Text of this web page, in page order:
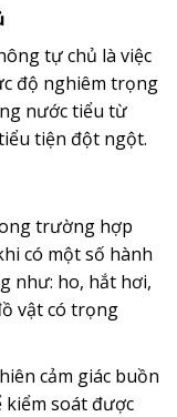
tự chủ là việc
độ nghiêm trọng
nước tiểu từ
tiện đột ngột.
trường hợp
có một số hành
như: ho, hắt hơi,
vật có trọng
cảm giác buồn
kiểm soát được